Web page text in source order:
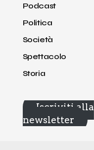
Podcast
Politica
Società
Spettacolo
Storia
Iscriviti alla
newsletter